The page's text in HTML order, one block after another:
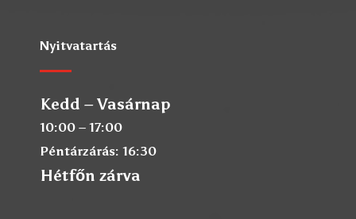
Nyitvatartás
Kedd – Vasárnap
10:00 – 17:00
Péntárzárás: 16:30
Hétfőn zárva